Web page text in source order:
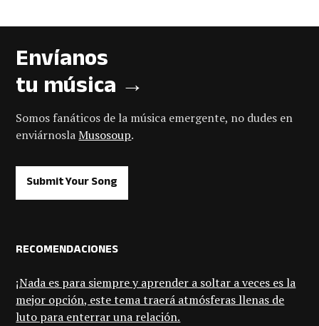
Envíanos
tu música →
Somos fanáticos de la música emergente, no dudes en
enviárnoslaMusosoup.
Submit Your Song
RECOMENDACIONES
¡Nada es para siempre y aprender a soltar a veces es la
mejor opción, este tema traerá atmósferas llenas de
luto para enterrar una relación.